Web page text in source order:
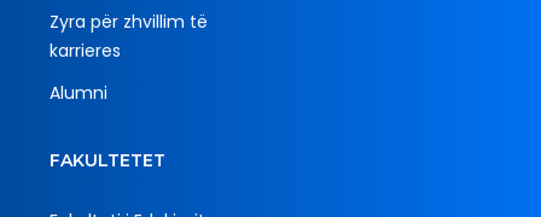
Zyra për zhvillim të
karrieres
Alumni
FAKULTETET